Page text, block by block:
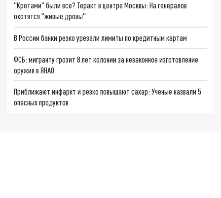
"Кротами" были все? Теракт в центре Москвы: На генералов
охотятся "живые дроны"
В России банки резко урезали лимиты по кредитным картам
ФСБ: мигранту грозит 8 лет колонии за незаконное изготовление
оружия в ЯНАО
Приближают инфаркт и резко повышают сахар: Ученые назвали 5
опасных продуктов